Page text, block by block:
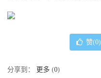
赞(0)
分享到： 更多 (0)